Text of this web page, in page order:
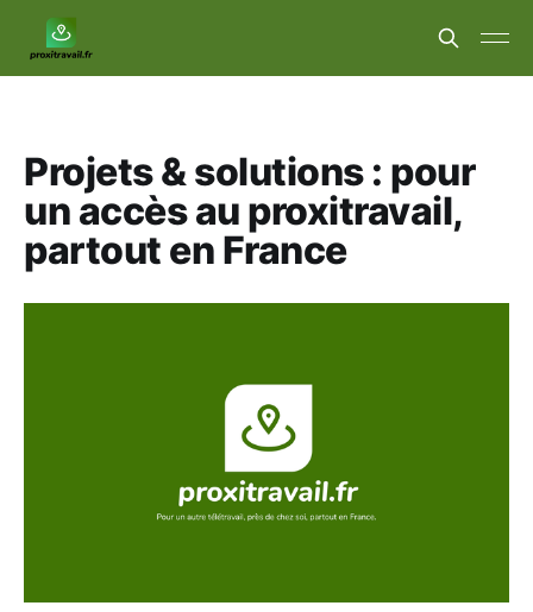
Projets & solutions : pour
un accès au proxitravail,
partout en France